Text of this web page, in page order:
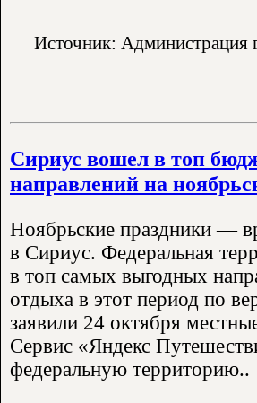
Источник: Администрация
Сириус вошел в топ
направлений на
Ноябрьские праздники —
в Сириус. Федеральная
в топ самых выгодных
отдыха в этот период по
заявили 24 октября
Сервис «Яндекс
федеральную территорию..